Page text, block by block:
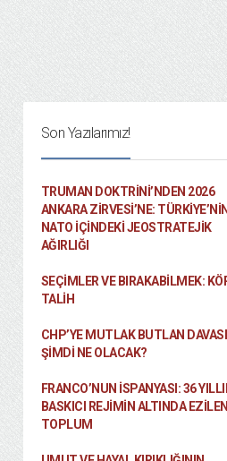
Son Yazılarımız!
TRUMAN DOKTRINI’NDEN 2026
ANKARA ZIRVESI’NE: TÜRKIYE’NIN
NATO İÇINDEKI JEOSTRATEJIK
AĞIRLIĞI
SEÇIMLER VE BIRAKABILMEK:
TALIH
CHP’YE MUTLAK BUTLAN
ŞİMDİ NE OLACAK?
FRANCO’NUN İSPANYASI: 36
BASKICI REJIMIN ALTINDA EZILEN
TOPLUM